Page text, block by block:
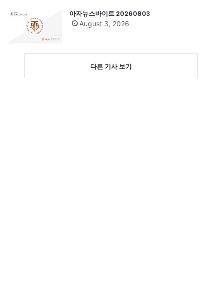
아자뉴스바이트 20260803
August 3, 2026
다른 기사 보기